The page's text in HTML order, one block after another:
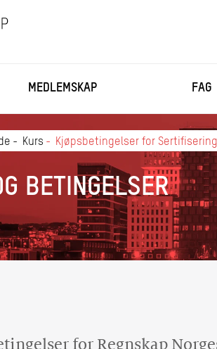
MEDLEMSKAP FAG
Kurs Kjøpsbetingelser for
BETINGELSER
for Regnskap